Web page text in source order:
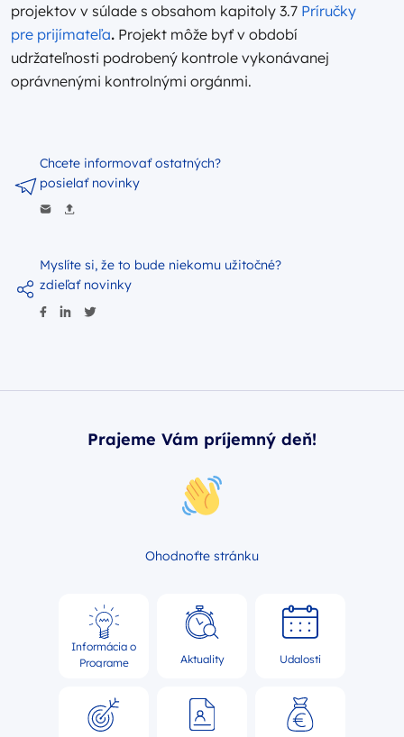
projektov v súlade s obsahom kapitoly 3.7 Príručky
pre prijímateľa. Projekt môže byť v období
udržateľnosti podrobený kontrole vykonávanej
oprávnenými kontrolnými orgánmi.
Myslíte si, že to bude niekomu užitočné?
zdieľať novinky
Chcete informovať ostatných?
posielať novinky
Prajeme Vám príjemný deň!
Ohodnoťte stránku
Informácia o
Programe
Aktuality Udalosti